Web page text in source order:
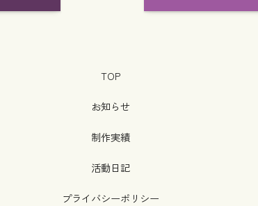
TOP
お知らせ
制作実績
活動日記
プライバシーポリシー